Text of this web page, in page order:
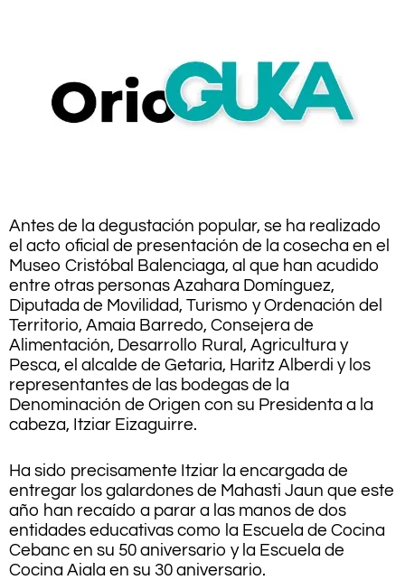
Antes de la degustación popular, se ha realizado
el acto oficial de presentación de la cosecha en el
Museo Cristóbal Balenciaga, al que han acudido
entre otras personas Azahara Domínguez,
Diputada de Movilidad, Turismo y Ordenación del
Territorio, Amaia Barredo, Consejera de
Alimentación, Desarrollo Rural, Agricultura y
Pesca, el alcalde de Getaria, Haritz Alberdi y los
representantes de las bodegas de la
Denominación de Origen con su Presidenta a la
cabeza, Itziar Eizaguirre.
Ha sido precisamente Itziar la encargada de
entregar los galardones de Mahasti Jaun que este
año han recaído a parar a las manos de dos
entidades educativas como la Escuela de Cocina
Cebanc en su 50 aniversario y la Escuela de
Cocina Aiala en su 30 aniversario.